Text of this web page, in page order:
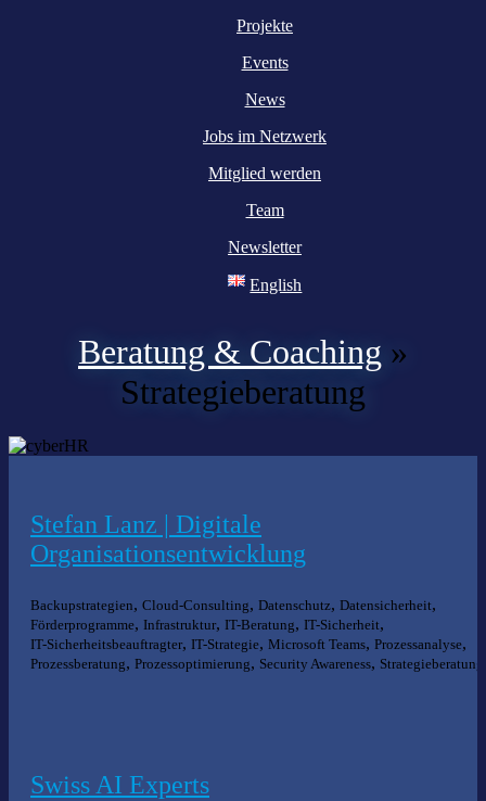
Projekte
Events
News
Jobs im Netzwerk
Mitglied werden
Team
Newsletter
English
Beratung & Coaching »
Strategieberatung
Stefan Lanz | Digitale
Organisationsentwicklung
Backupstrategien, Cloud-Consulting, Datenschutz, Datensicherheit,
Förderprogramme, Infrastruktur, IT-Beratung, IT-Sicherheit,
IT-Sicherheitsbeauftragter, IT-Strategie, Microsoft Teams, Prozessanalyse,
Prozessberatung, Prozessoptimierung, Security Awareness, Strategieberatung
Swiss AI Experts